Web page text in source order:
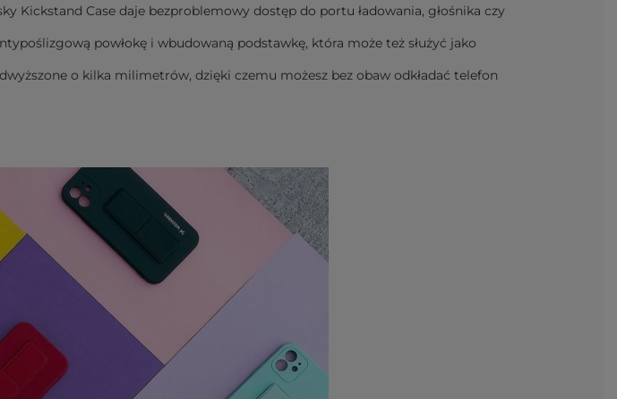
Kickstand Case daje bezproblemowy dostęp do portu ładowania, głośnika czy
powłokę i wbudowaną podstawkę, która może też służyć jako
o kilka milimetrów, dzięki czemu możesz bez obaw odkładać telefon